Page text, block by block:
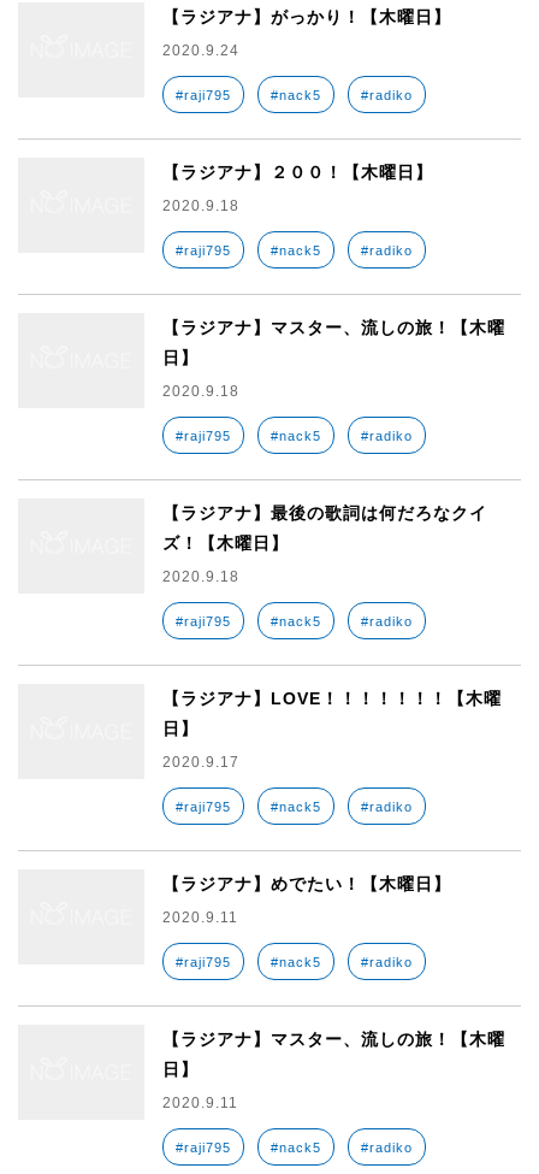
【ラジアナ】がっかり！【木曜日】
2020.9.24
#raji795 #nack5 #radiko
【ラジアナ】２００！【木曜日】
2020.9.18
#raji795 #nack5 #radiko
【ラジアナ】マスター、流しの旅！【木曜
日】
2020.9.18
#raji795 #nack5 #radiko
【ラジアナ】最後の歌詞は何だろなクイ
ズ！【木曜日】
2020.9.18
#raji795 #nack5 #radiko
【ラジアナ】LOVE！！！！！！！【木曜
日】
2020.9.17
#raji795 #nack5 #radiko
【ラジアナ】めでたい！【木曜日】
2020.9.11
#raji795 #nack5 #radiko
【ラジアナ】マスター、流しの旅！【木曜
日】
2020.9.11
#raji795 #nack5 #radiko